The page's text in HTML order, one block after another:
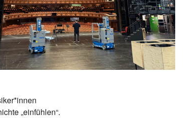
„einfühlen“.